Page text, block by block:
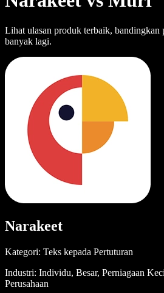
Lihat ulasan produk terbaik, bandingkan
banyak lagi.
Narakeet
Kategori: Teks kepada Pertuturan
Industri: Individu, Besar, Perniagaan
Perusahaan